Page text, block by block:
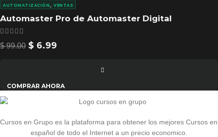
Automaster Pro de Automaster Digital
AUTOMATIZACIÓN , VENTAS
$99.00 $ 6.99
COMPRAR AHORA
Cursos en Grupo es la plataforma para obtener los mejores Cursos en
español de todo el Internet a un precio economico.